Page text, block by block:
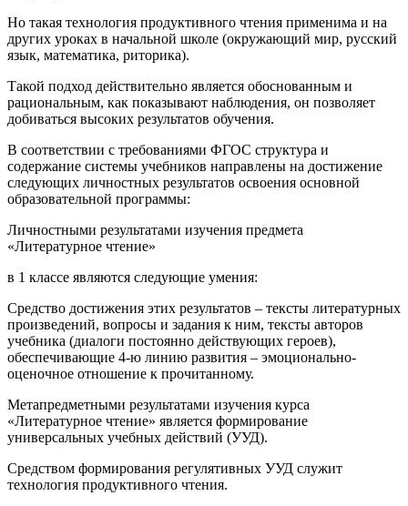
Но такая технология продуктивного чтения применима и на
других уроках в начальной школе (окружающий мир, русский
язык, математика, риторика).
Такой подход действительно является обоснованным и
рациональным, как показывают наблюдения, он позволяет
добиваться высоких результатов обучения.
В соответствии с требованиями ФГОС структура и
содержание системы учебников направлены на достижение
следующих личностных результатов освоения основной
образовательной программы:
Личностными результатами изучения предмета
«Литературное чтение»
в 1 классе являются следующие умения:
Средство достижения этих результатов – тексты литературных
произведений, вопросы и задания к ним, тексты авторов
учебника (диалоги постоянно действующих героев),
обеспечивающие 4-ю линию развития – эмоционально-
оценочное отношение к прочитанному.
Метапредметными результатами изучения курса
«Литературное чтение» является формирование
универсальных учебных действий (УУД).
Средством формирования регулятивных УУД служит
технология продуктивного чтения.